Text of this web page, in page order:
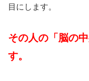
目にします。
その人の「脳の
す。